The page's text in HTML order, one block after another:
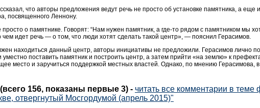
что авторы предложения ведут речь не просто об установке памятника, а еще
посвященного Леннону.
просто о памятнике. Говорят: “Нам нужен памятник, а где-то рядом с памятником мы
чем идет речь — о том, что люди хотят сделать такой центр», — пояснил Герасимов.
находиться данный центр, авторы инициативы не предложили. Герасимов лично
уместно поставить памятник и построить центр, а затем прийти «на землю» к
место и заручиться поддержкой местных властей. Однако, по мнению Герасимова, в
156, показаны первые 3) - читать все комментарии в
отвергнутый Мосгордумой (апрель 2015)"